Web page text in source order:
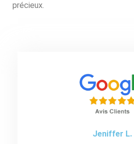
précieux.
Jeniffer L.